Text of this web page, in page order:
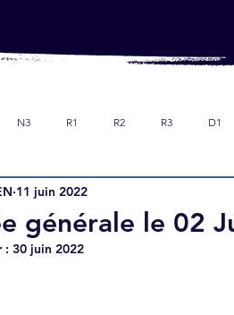
N3 R1 R2 R3 D1
Dans le rétro
générale le 02
11 juin 2022
: 30 juin 2022